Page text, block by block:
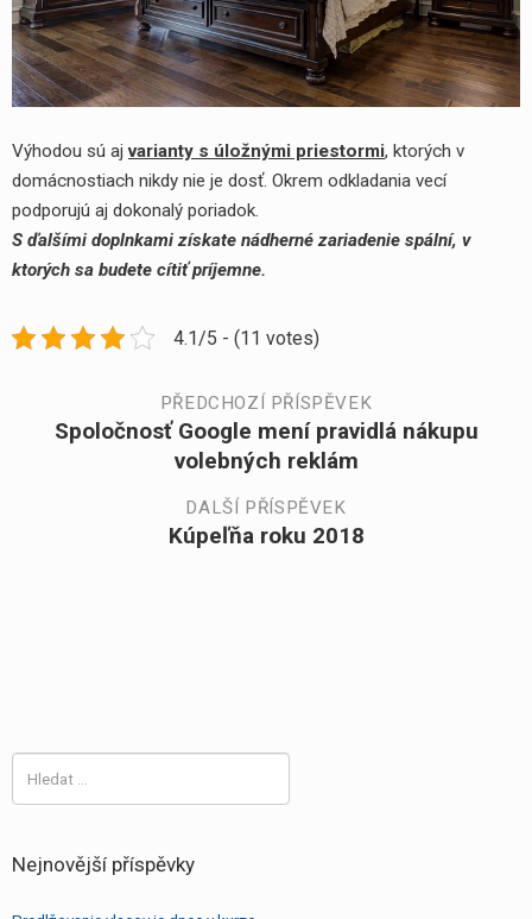
Výhodou sú ajvarianty s úložnými priestormi, ktorých v
domácnostiach nikdy nie je dosť. Okrem odkladania vecí
podporujú aj dokonalý poriadok.
S ďalšími doplnkami získate nádherné zariadenie spální, v
ktorých sa budete cítiť príjemne.
4.1/5 - (11 votes)
Navigace
příspěvek
PŘEDCHOZÍ PŘÍSPĚVEK
PředchozíSpoločnosť Google mení pravidlá nákupu
volebných reklám
DALŠÍ PŘÍSPĚVEK
Kúpeľňa roku 2018
Nejnovější příspěvky